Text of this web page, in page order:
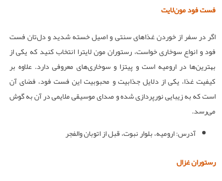
فست فود مون‌لایت
اگر در سفر از خوردن غذاهای سنتی و اصیل خسته شدید و دل‌تان فست
فود و انواع سوخاری خواست، رستوران مون لایترا انتخاب کنید که یکی از
بهترین‌ها در ارومیه است و پیتزا و سوخاری‌های معروفی دارد. علاوه بر
کیفیت غذا، یکی از دلایل جذابیت و محبوبیت این فست فود، فضای آن
است که به زیبایی نورپردازی شده و صدای موسیقی ملایمی در آن به گوش
می‌رسد.
آدرس: ارومیه، بلوار نبوت، قبل از اتوبان والفجر
رستوران غزال